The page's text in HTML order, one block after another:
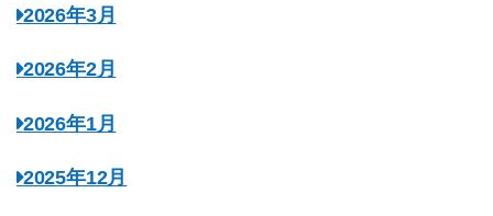
2026年3月
2026年2月
2026年1月
2025年12月